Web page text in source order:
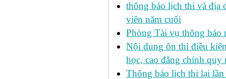
thông báo lịch thi và địa
viên năm cuối
Phòng Tài vụ thông báo
Nội dung ôn thi điều
học, cao đẳng chính quy
Thông báo lịch thi lại